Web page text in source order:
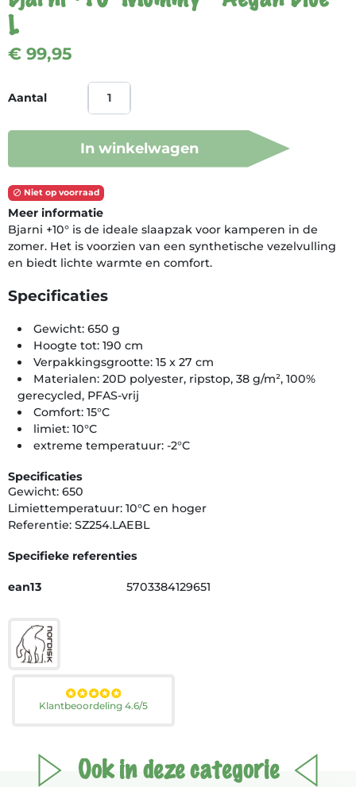
L
€ 99,95
Aantal
In winkelwagen
 Niet op voorraad
Meer informatie
Bjarni +10° is de ideale slaapzak voor kamperen in de
zomer. Het is voorzien van een synthetische vezelvulling
en biedt lichte warmte en comfort.
Specificaties
Gewicht: 650 g
Hoogte tot: 190 cm
Verpakkingsgrootte: 15 x 27 cm
Materialen: 20D polyester, ripstop, 38 g/m², 100%
gerecycled, PFAS-vrij
Comfort: 15°C
limiet: 10°C
extreme temperatuur: -2°C
Specificaties
Gewicht: 650
Limiettemperatuur: 10°C en hoger
Referentie: SZ254.LAEBL
Specifieke referenties
ean13 5703384129651
Klantbeoordeling 4.6/5
Ook in deze categorie